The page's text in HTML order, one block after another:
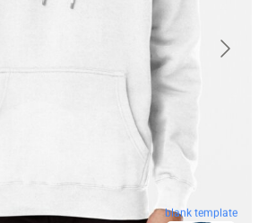
blank template